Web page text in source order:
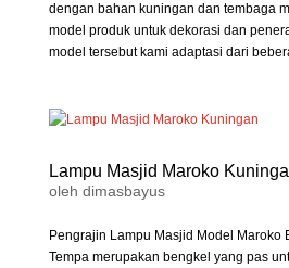
dengan bahan kuningan dan tembaga
model produk untuk dekorasi dan
model tersebut kami adaptasi dari
Lampu Masjid Maroko
oleh dimasbayus
Pengrajin Lampu Masjid Model Maroko
Tempa merupakan bengkel yang pas